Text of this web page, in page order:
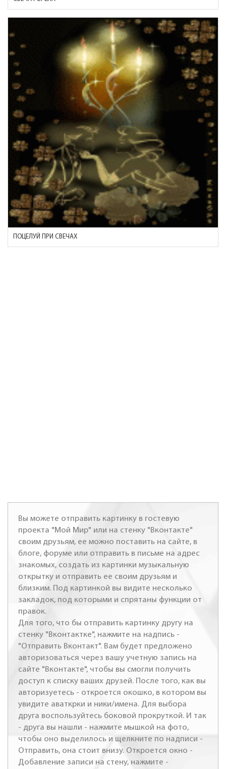
ПОЦЕЛУЙ ПРИ СВЕЧАХ
Вы можете отправить картинку в гостевую
проекта "Мой Мир" или на стенку "Вконтакте"
своим друзьям, ее можно поставить на сайте, в
блоге, форуме или отправить в письме на адрес
знакомых, создать из картинки музыкальную
открытку и отправить ее своим друзьям и
близким. Под картинкой вы видите несколько
закладок, под которыми и спрятаны функции от
правок.
Для того, что бы отправить картинку другу на
стенку "Вконтактке", нажмите на надпись -
"Отправить Вконтакт". Вам будет предложено
авторизоваться через вашу учетную запись на
сайте "Вконтакте", чтобы вы смогли получить
доступ к списку ваших друзей. После того, как вы
авторизуетесь - откроется окошко, в котором вы
увидите аваткрки и ники/имена. Для выбора
друга воспользуйтесь боковой прокруткой. И так
- друга вы нашли - нажмите мышкой на фото,
чтобы оно выделилось и щелкните по надписи -
Отправить, она стоит внизу. Откроется окно -
Добавление записи на стену, нажмите -